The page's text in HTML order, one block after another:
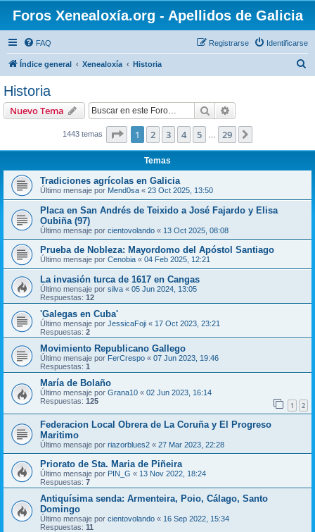
Foros Xenealoxía.org - Apellidos de Galicia
FAQ Identificarse
Registrarse
Índice general Xenealoxía Historia
Historia
Nuevo Tema Buscar
1443 temas Página de 29
1 2 3 4 5 29
Temas
Tradiciones agrícolas en Galicia
Último mensaje por Mend0sa « 23 Oct 2025, 13:50
Placa en San Andrés de Teixido a José Fajardo y Elisa
Oubiña (97)
Último mensaje por cientovolando « 13 Oct 2025, 08:08
Prueba de Nobleza: Mayordomo del Apóstol Santiago
Último mensaje por Cenobia « 04 Feb 2025, 12:21
La invasión turca de 1617 en Cangas
Último mensaje por silva « 05 Jun 2024, 13:05
Respuestas: 12
'Galegas en Cuba'
Último mensaje por JessicaFoji « 17 Oct 2023, 23:21
Respuestas: 2
Movimiento Republicano Gallego
Último mensaje por FerCrespo « 07 Jun 2023, 19:46
Respuestas: 1
María de Bolaño
Último mensaje por Grana10 « 02 Jun 2023, 16:14
Respuestas: 125 1 2
Federacion Local Obrera de La Coruña y El Progreso
Maritimo
Último mensaje por riazorblues2 « 27 Mar 2023, 22:28
Priorato de Sta. Maria de Piñeira
Último mensaje por PIN_G « 13 Nov 2022, 18:24
Respuestas: 7
Antiquísima senda: Armenteira, Poio, Cálago, Santo
Domingo
Último mensaje por cientovolando « 16 Sep 2022, 15:34
Respuestas: 11